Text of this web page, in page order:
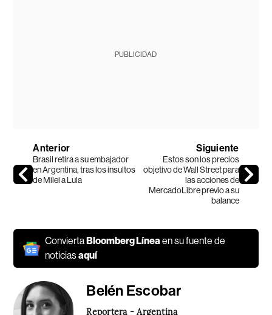
PUBLICIDAD
Anterior
Brasil retira a su embajador
en Argentina, tras los insultos
de Milei a Lula
Siguiente
Estos son los precios
objetivo de Wall Street para
las acciones de
MercadoLibre previo a su
balance
Convierta Bloomberg Líneaen su fuente de
noticiasaquí
Belén Escobar
Reportera - Argentina